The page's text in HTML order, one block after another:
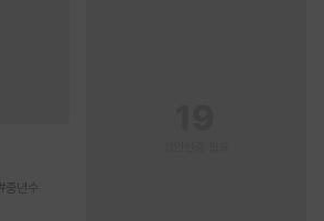
중년수